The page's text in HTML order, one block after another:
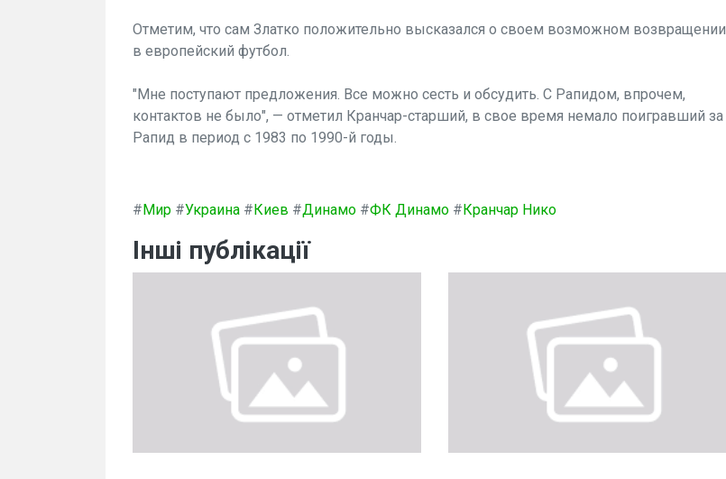
Отметим, что сам Златко положительно высказался о своем возможном возвращении
в европейский футбол.
"Мне поступают предложения. Все можно сесть и обсудить. С Рапидом, впрочем,
контактов не было", — отметил Кранчар-старший, в свое время немало поигравший за
Рапид в период с 1983 по 1990-й годы.
#Мир #Украина #Киев #Динамо #ФК Динамо #Кранчар Нико
Інші публікації